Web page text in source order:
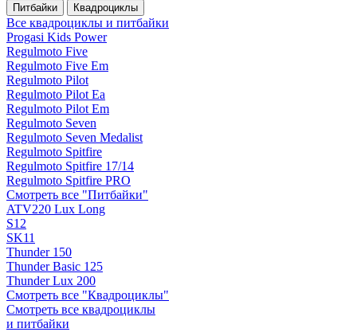
Питбайки Квадроциклы
Все квадроциклы и питбайки
Progasi Kids Power
Regulmoto Five
Regulmoto Five Em
Regulmoto Pilot
Regulmoto Pilot Ea
Regulmoto Pilot Em
Regulmoto Seven
Regulmoto Seven Medalist
Regulmoto Spitfire
Regulmoto Spitfire 17/14
Regulmoto Spitfire PRO
Смотреть все "Питбайки"
ATV220 Lux Long
S12
SK11
Thunder 150
Thunder Basic 125
Thunder Lux 200
Смотреть все "Квадроциклы"
Смотреть все квадроциклы
и питбайки